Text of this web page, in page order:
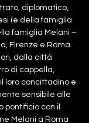
diplomatico,
(e della famiglia
famiglia Melani –
Firenze e Roma.
dalla città
di cappella,
loro concittadino e
sensibile alle
pontificio con il
Melani a Roma